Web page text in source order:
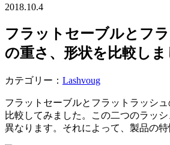
2018.10.4
フラットセーブルとフ
の重さ、形状を比較しま
カテゴリー： Lashvoug
フラットセーブルとフラットラッシ
比較してみました。この二つのラッ
異なります。それによって、製品の特